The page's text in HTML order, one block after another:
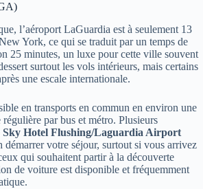
l’aéroport LaGuardia est à seulement 13
York, ce qui se traduit par un temps de
25 minutes, un luxe pour cette ville souvent
surtout les vols intérieurs, mais certains
une escale internationale.
en transports en commun en environ une
régulière par bus et métro. Plusieurs
Sky Hotel Flushing/Laguardia Airport
démarrer votre séjour, surtout si vous arrivez
qui souhaitent partir à la découverte
de voiture est disponible et fréquemment